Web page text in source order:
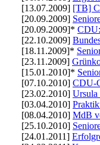
[13.07.2009] [TB]
[20.09.2009]
[20.09.2009]*
[22.10.2009]
[18.11.2009]*
[23.11.2009]
[15.01.2010]*
[07.10.2010] CDU-
[23.02.2010] Ursula
[03.04.2010]
[08.04.2010] MdB
[25.10.2010]
[24.01.2011]